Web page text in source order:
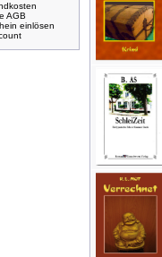
AGB
einlösen